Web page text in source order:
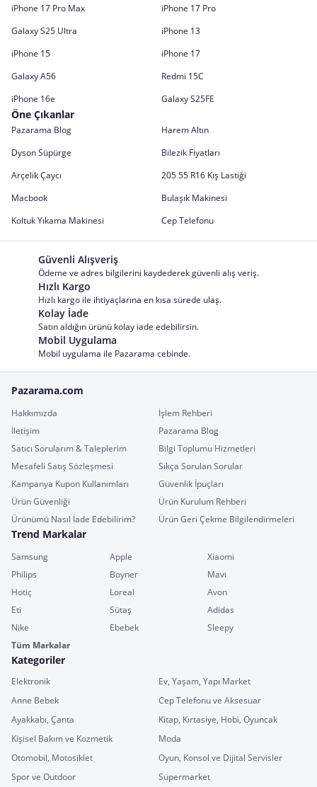
iPhone 17 Pro Max
iPhone 17 Pro
Galaxy S25 Ultra
iPhone 13
iPhone 15
iPhone 17
Galaxy A56
Redmi 15C
iPhone 16e
Galaxy S25FE
Öne Çıkanlar
Pazarama Blog
Harem Altın
Dyson Süpürge
Bilezik Fiyatları
Arçelik Çaycı
205 55 R16 Kış Lastiği
Macbook
Bulaşık Makinesi
Koltuk Yıkama Makinesi
Cep Telefonu
Güvenli Alışveriş
Ödeme ve adres bilgilerini kaydederek güvenli alış veriş.
Hızlı Kargo
Hızlı kargo ile ihtiyaçlarına en kısa sürede ulaş.
Kolay İade
Satın aldığın ürünü kolay iade edebilirsin.
Mobil Uygulama
Mobil uygulama ile Pazarama cebinde.
Pazarama.com
Hakkımızda
İşlem Rehberi
İletişim
Pazarama Blog
Satıcı Sorularım & Taleplerim
Bilgi Toplumu Hizmetleri
Mesafeli Satış Sözleşmesi
Sıkça Sorulan Sorular
Kampanya Kupon Kullanımları
Güvenlik İpuçları
Ürün Güvenliği
Ürün Kurulum Rehberi
Ürünümü Nasıl İade Edebilirim?
Ürün Geri Çekme Bilgilendirmeleri
Trend Markalar
Samsung Apple
Xiaomi
Philips
Boyner
Mavi
Hotiç
Loreal
Avon
Eti
Sütaş
Adidas
Nike
Ebebek
Sleepy
Tüm Markalar
Kategoriler
Elektronik
Ev, Yaşam, Yapı Market
Anne Bebek
Cep Telefonu ve Aksesuar
Ayakkabı, Çanta
Kitap, Kırtasiye, Hobi, Oyuncak
Kişisel Bakım ve Kozmetik
Moda
Otomobil, Motosiklet
Oyun, Konsol ve Dijital Servisler
Spor ve Outdoor
Süpermarket